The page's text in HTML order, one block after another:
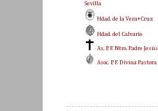
Sevilla
Hdad. de la Vera+Cruz
Hdad. del Calvario
As. P. F. Ntro. Padre Jesús
Asoc. P. F. Divina Pastora